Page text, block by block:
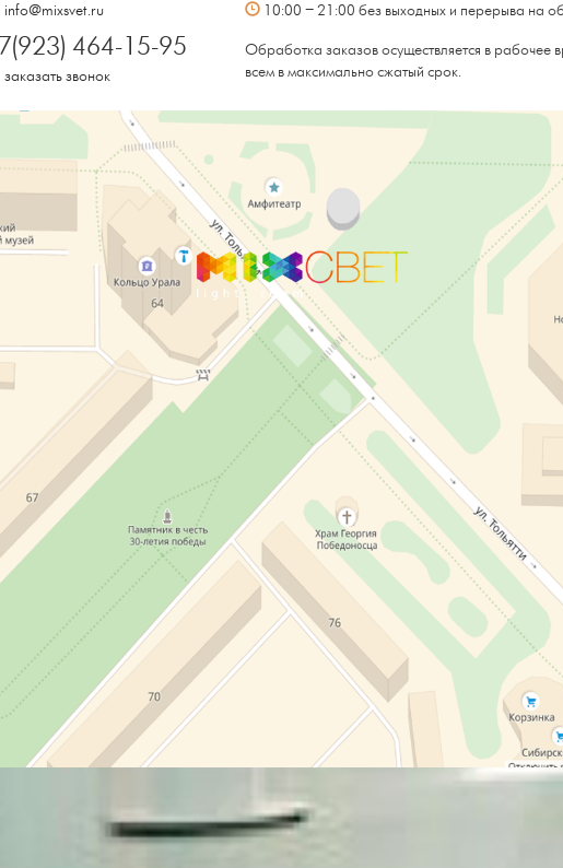
info@mixsvet.ru
464-15-95
заказать звонок
10:00 – 21:00 без выходных и перерыва на
Обработка заказов осуществляется в рабочее
всем в максимально сжатый срок.